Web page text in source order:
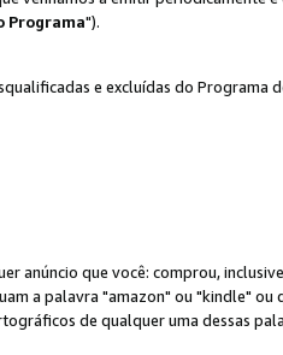
Programa").
e excluídas do Programa
anúncio que você: comprou,
a palavra "amazon" ou "kindle" ou
de qualquer uma dessas